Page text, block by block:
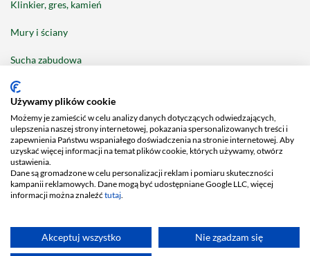
Klinkier, gres, kamień
Mury i ściany
Sucha zabudowa
Tarasy i balkony
Facebook
Piszemy dla:
Kapitał zakładowy: 5.000.000 PLN
Używamy plików cookie
Możemy je zamieścić w celu analizy danych dotyczących odwiedzających,
ulepszenia naszej strony internetowej, pokazania spersonalizowanych treści i
zapewnienia Państwu wspaniałego doświadczenia na stronie internetowej. Aby
uzyskać więcej informacji na temat plików cookie, których używamy, otwórz
ustawienia.
Dane są gromadzone w celu personalizacji reklam i pomiaru skuteczności
kampanii reklamowych. Dane mogą być udostępniane Google LLC, więcej
informacji można znaleźć tutaj.
Akceptuj wszystko Nie zgadzam się